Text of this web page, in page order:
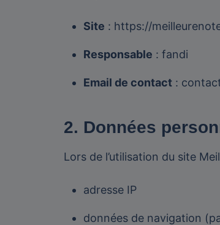
Site : https://
Responsable : fandi
Email de contact :
2. Données
Lors de l’utilisation du site
adresse IP
données de navigation